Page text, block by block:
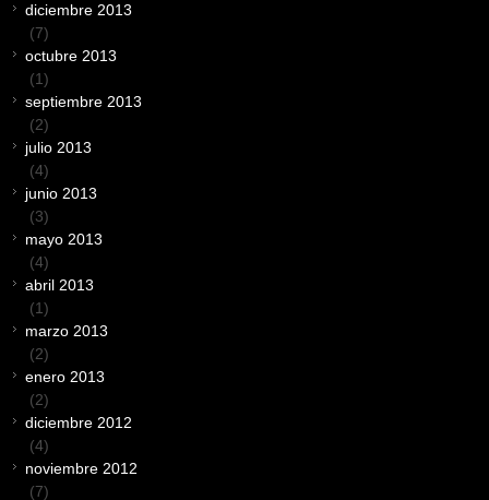
diciembre 2013
(7)
octubre 2013
(1)
septiembre 2013
(2)
julio 2013
(4)
junio 2013
(3)
mayo 2013
(4)
abril 2013
(1)
marzo 2013
(2)
enero 2013
(2)
diciembre 2012
(4)
noviembre 2012
(7)